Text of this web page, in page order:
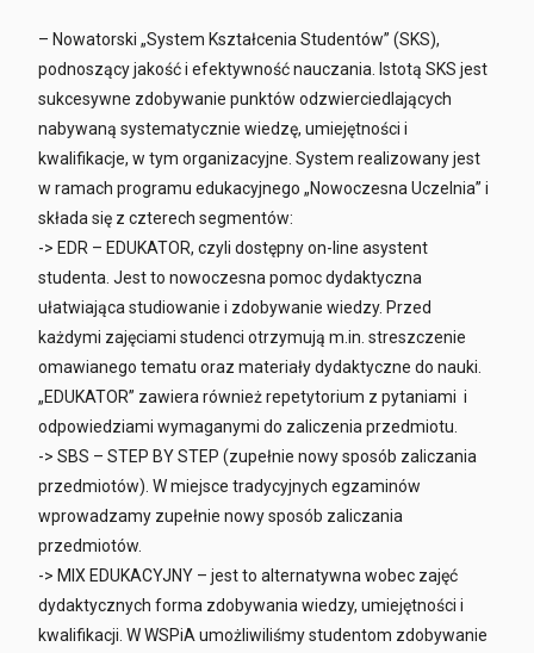
– Nowatorski „System Kształcenia Studentów” (SKS),
podnoszący jakość i efektywność nauczania. Istotą SKS jest
sukcesywne zdobywanie punktów odzwierciedlających
nabywaną systematycznie wiedzę, umiejętności i
kwalifikacje, w tym organizacyjne. System realizowany jest
w ramach programu edukacyjnego „Nowoczesna Uczelnia” i
składa się z czterech segmentów:
-> EDR – EDUKATOR, czyli dostępny on-line asystent
studenta. Jest to nowoczesna pomoc dydaktyczna
ułatwiająca studiowanie i zdobywanie wiedzy. Przed
każdymi zajęciami studenci otrzymują m.in. streszczenie
omawianego tematu oraz materiały dydaktyczne do nauki.
„EDUKATOR” zawiera również repetytorium z pytaniami i
odpowiedziami wymaganymi do zaliczenia przedmiotu.
-> SBS – STEP BY STEP (zupełnie nowy sposób zaliczania
przedmiotów). W miejsce tradycyjnych egzaminów
wprowadzamy zupełnie nowy sposób zaliczania
przedmiotów.
-> MIX EDUKACYJNY – jest to alternatywna wobec zajęć
dydaktycznych forma zdobywania wiedzy, umiejętności i
kwalifikacji. W WSPiA umożliwiliśmy studentom zdobywanie